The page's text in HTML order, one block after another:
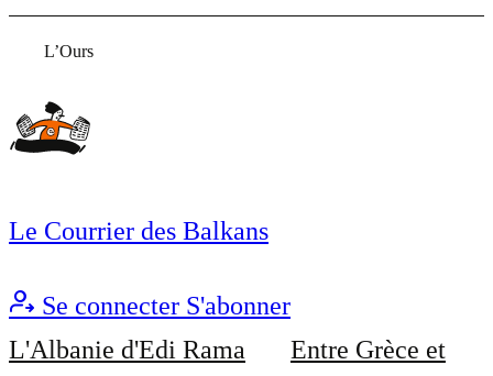
L’Ours
Le Courrier des Balkans
Se connecter S'abonner
L'Albanie d'Edi Rama
Entre Grèce et